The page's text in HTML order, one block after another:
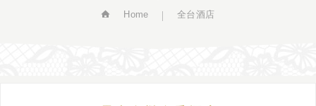
Home 全台酒店